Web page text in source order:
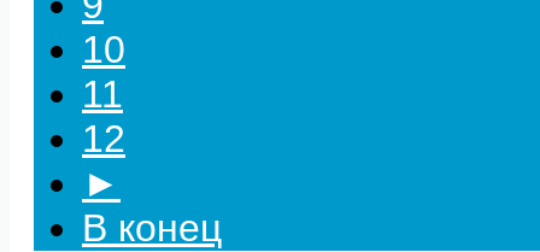
10
11
12
►
В конец